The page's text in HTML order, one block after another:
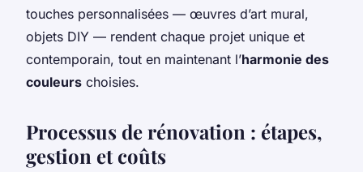
touches personnalisées — œuvres d’art mural,
objets DIY — rendent chaque projet unique et
contemporain, tout en maintenant l’harmonie des
couleurs choisies.
Processus de rénovation : étapes,
gestion et coûts